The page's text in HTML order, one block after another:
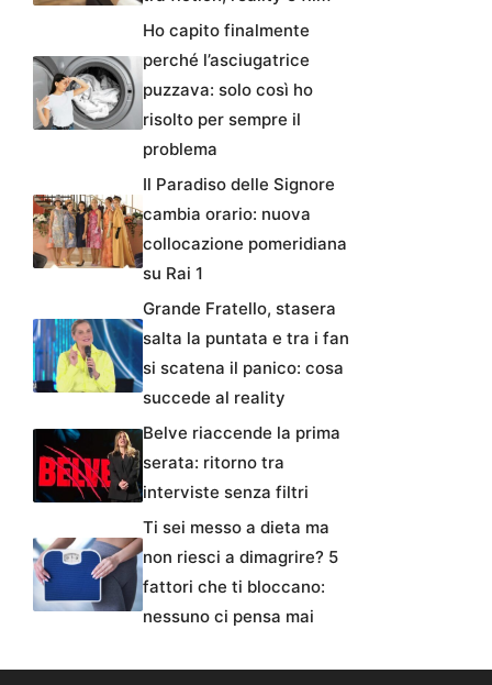
Ho capito finalmente
perché l’asciugatrice
puzzava: solo così ho
risolto per sempre il
problema
Il Paradiso delle Signore
cambia orario: nuova
collocazione pomeridiana
su Rai 1
Grande Fratello, stasera
salta la puntata e tra i fan
si scatena il panico: cosa
succede al reality
Belve riaccende la prima
serata: ritorno tra
interviste senza filtri
Ti sei messo a dieta ma
non riesci a dimagrire? 5
fattori che ti bloccano:
nessuno ci pensa mai